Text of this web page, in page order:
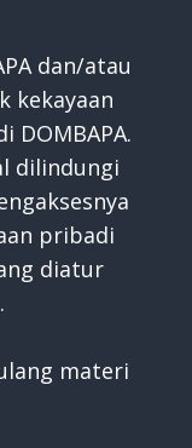
dan/atau
kekayaan
DOMBAPA.
dilindungi
pribadi
diatur
materi